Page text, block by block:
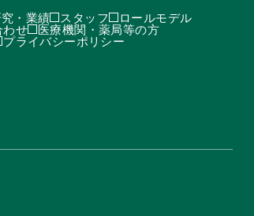
・業績 スタッフ
ロールモデル
わせ
医療機関・薬局等の方
プライバシーポリシー